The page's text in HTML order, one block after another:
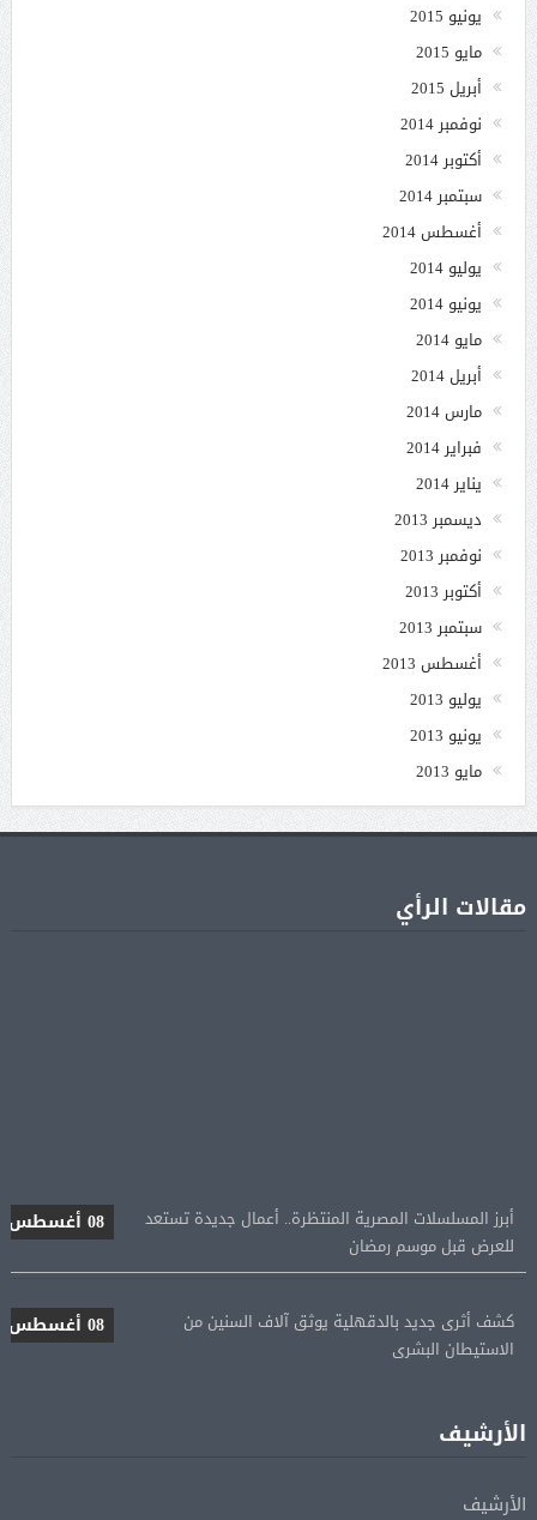
يونيو 2015
مايو 2015
أبريل 2015
نوفمبر 2014
أكتوبر 2014
سبتمبر 2014
أغسطس 2014
يوليو 2014
يونيو 2014
مايو 2014
أبريل 2014
مارس 2014
فبراير 2014
يناير 2014
ديسمبر 2013
نوفمبر 2013
أكتوبر 2013
سبتمبر 2013
أغسطس 2013
يوليو 2013
يونيو 2013
مايو 2013
مقالات الرأي
للعرض قبل موسم رمضان
الاستيطان البشرى
المؤهلة لأولمبياد 2028
إسبانيا تعيد فرض الرقابة على حدودها مع إيطاليا وسط
الأرشيف
الأرشيف